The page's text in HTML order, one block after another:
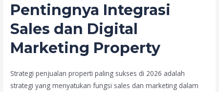
Pentingnya Integrasi
Sales dan Digital
Marketing Property
Strategi penjualan properti paling sukses di 2026 adalah
strategi yang menyatukan fungsi sales dan marketing dalam